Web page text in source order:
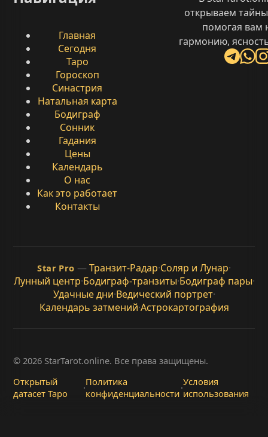
Главная
Сегодня
Таро
Гороскоп
Синастрия
Натальная карта
Бодиграф
Сонник
Гадания
Цены
Календарь
О нас
Как это работает
Контакты
открываем
помогая вам
гармонию,
Star Pro — Транзит-Радар·Соляр и Лунар·
Лунный центр·Бодиграф-транзиты·Бодиграф пары·
Удачные дни·Ведический портрет·
Календарь затмений·Астрокартография
© 2026 StarTarot.online. Все права защищены.
Открытый
датасет Таро
·Политика
конфиденциальности·Условия
использования